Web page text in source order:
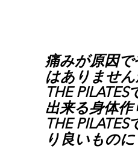
痛みが原因
はありませ
THE
出来る身体
THE
り良いものに